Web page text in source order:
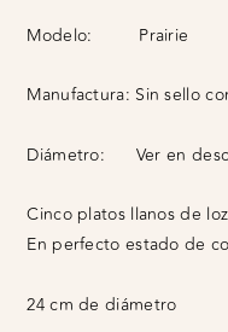
Modelo: Prairie
Manufactura: Sin sello
Diámetro: Ver en
Cinco platos llanos de
En perfecto estado de
24 cm de diámetro